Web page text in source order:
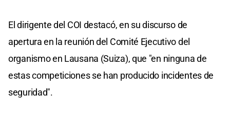
El dirigente del COI destacó, en su discurso de
apertura en la reunión del Comité Ejecutivo del
organismo en Lausana (Suiza), que "en ninguna de
estas competiciones se han producido incidentes de
seguridad".